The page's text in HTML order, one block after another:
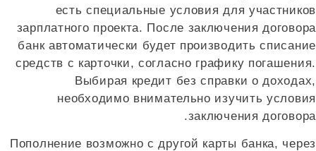
есть специальные условия для участников
зарплатного проекта. После заключения договора
банк автоматически будет производить списание
средств с карточки, согласно графику погашения.
Выбирая кредит без справки о доходах,
необходимо внимательно изучить условия
заключения договора.
Пополнение возможно с другой карты банка, через